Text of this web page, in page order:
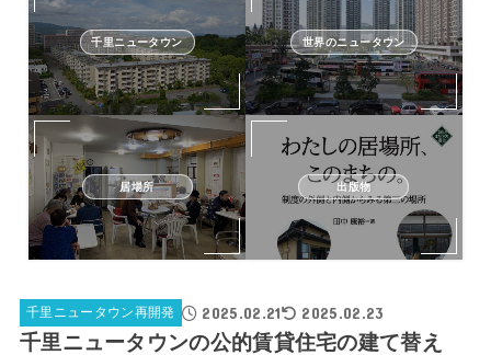
千里ニュータウン 世界のニュータウン
居場所 出版物
千里ニュータウン再開発 2025.02.21 2025.02.23
千里ニュータウンの公的賃貸住宅の建て替え